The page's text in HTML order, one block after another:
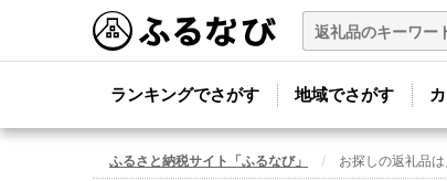
ランキングでさがす 地域でさがす
ふるさと納税サイト「ふるなび」 お探しの返礼品